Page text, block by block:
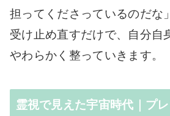
担ってくださっているのだな
受け止め直すだけで、自分自
やわらかく整っていきます。
霊視で見えた宇宙時代｜プ